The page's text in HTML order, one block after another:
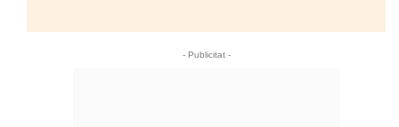
- Publicitat -